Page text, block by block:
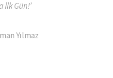
İlk Gün!’
Yılmaz